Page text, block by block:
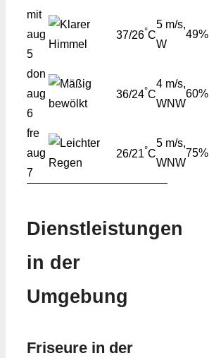
mit
aug
5
37/26°C
5 m/s,
W
49%
don
aug
6
36/24°C
4 m/s,
WNW
60%
fre
aug
7
26/21°C
5 m/s,
WNW
75%
Dienstleistungen
in der
Umgebung
Friseure in der